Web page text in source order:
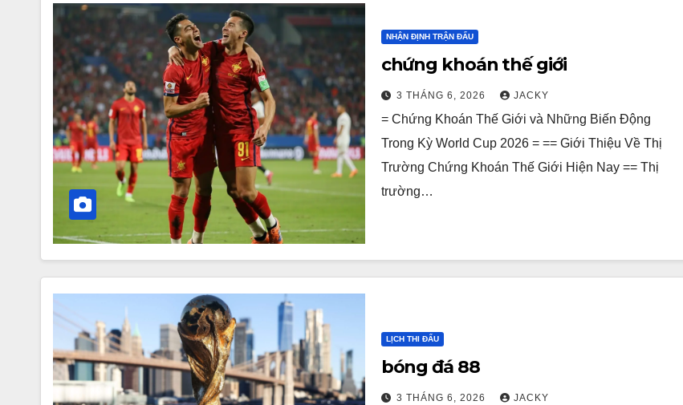
NHẬN ĐỊNH TRẬN ĐẤU
chứng khoán thế giới
3 THÁNG 6, 2026 JACKY
= Chứng Khoán Thế Giới và Những Biến Động
Trong Kỳ World Cup 2026 = == Giới Thiệu Về Thị
Trường Chứng Khoán Thế Giới Hiện Nay == Thị
trường…
LỊCH THI ĐẤU
bóng đá 88
3 THÁNG 6, 2026 JACKY